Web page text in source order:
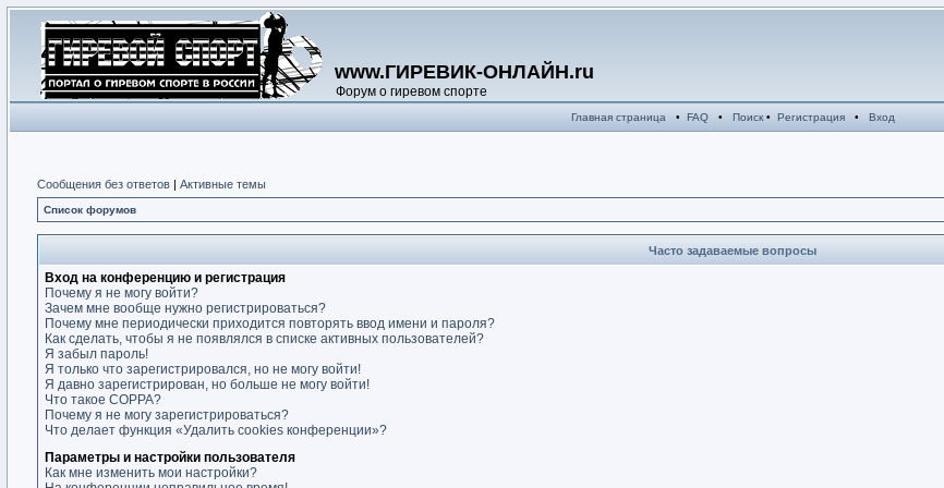
www.ГИРЕВИК-ОНЛАЙН.ru
Форум о гиревом спорте
Главная страница • FAQ• Поиск• Регистрация• Вход
Сообщения без ответов | Активные темы
Список форумов
Часто задаваемые вопросы
Вход на конференцию и регистрация
Почему я не могу войти?
Зачем мне вообще нужно регистрироваться?
Почему мне периодически приходится повторять ввод имени и пароля?
Как сделать, чтобы я не появлялся в списке активных пользователей?
Я забыл пароль!
Я только что зарегистрировался, но не могу войти!
Я давно зарегистрирован, но больше не могу войти!
Что такое COPPA?
Почему я не могу зарегистрироваться?
Что делает функция «Удалить cookies конференции»?
Параметры и настройки пользователя
Как мне изменить мои настройки?